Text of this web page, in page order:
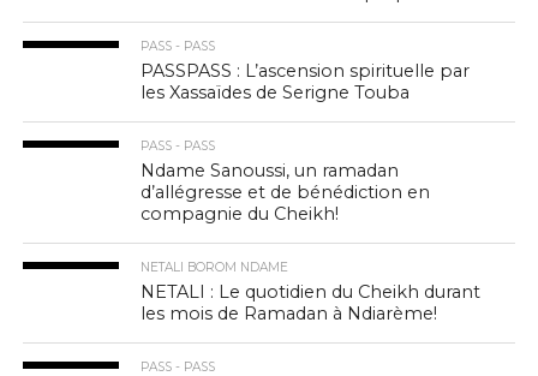
PASS - PASS
PASSPASS : L’ascension spirituelle par
les Xassaïdes de Serigne Touba
PASS - PASS
Ndame Sanoussi, un ramadan
d’allégresse et de bénédiction en
compagnie du Cheikh!
NETALI BOROM NDAME
NETALI : Le quotidien du Cheikh durant
les mois de Ramadan à Ndiarème!
PASS - PASS